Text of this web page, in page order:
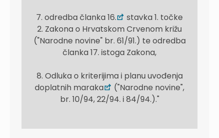
7. odredba članka 16.
stavka 1. točke
2. Zakona o Hrvatskom Crvenom križu
("Narodne novine" br. 61/91.) te odredba
članka 17. istoga Zakona,
8. Odluka o kriterijima i planu uvođenja
doplatnih maraka
("Narodne novine",
br. 10/94, 22/94. i 84/94.)."